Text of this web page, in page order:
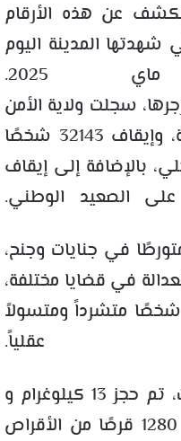
عن هذه الأرقام
شهدتها المدينة اليوم
سجلت ولاية الأمن
تعاملها مع 302 قضية مميزة، وإيقاف 32143 شخصًا
بالإضافة إلى إيقاف
1540 شخصًا متورطًا في جنايات وجنح،
أمام العدالة في قضايا مختلفة،
وتقديم المساعدة لـ 37064 شخصًا متشرداً ومتسولاً
وفي مجال مكافحة المخدرات، تم حجز 13 كيلوغرام و
245,5 غرام من المخدرات، و 1280 قرصًا من الأقراص